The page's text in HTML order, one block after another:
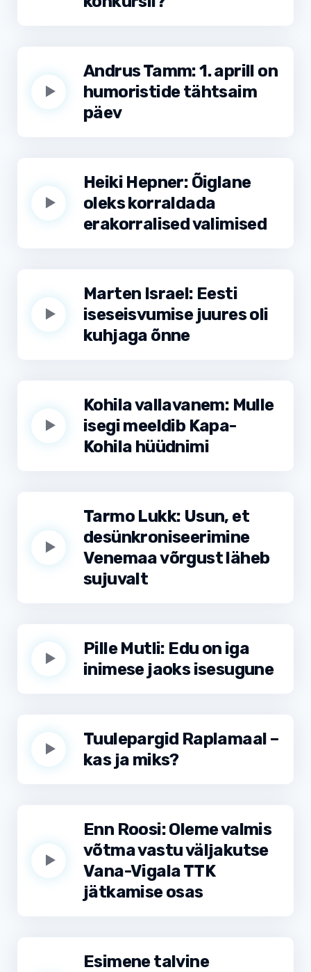
Andrus Tamm: 1. aprill on
humoristide tähtsaim
päev
Heiki Hepner: Õiglane
oleks korraldada
erakorralised valimised
Marten Israel: Eesti
iseseisvumise juures oli
kuhjaga õnne
Kohila vallavanem: Mulle
isegi meeldib Kapa-
Kohila hüüdnimi
Tarmo Lukk: Usun, et
desünkroniseerimine
Venemaa võrgust läheb
sujuvalt
Pille Mutli: Edu on iga
inimese jaoks isesugune
Tuulepargid Raplamaal –
kas ja miks?
Enn Roosi: Oleme valmis
võtma vastu väljakutse
Vana-Vigala TTK
jätkamise osas
Esimene talvine